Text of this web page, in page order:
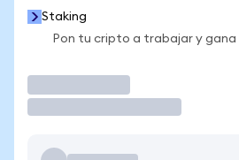
Staking
Pon tu cripto a trabajar y gana